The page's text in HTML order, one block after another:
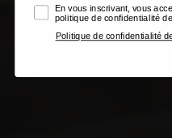
En vous inscrivant, vous
politique de confidentialité
Politique de confidentialité